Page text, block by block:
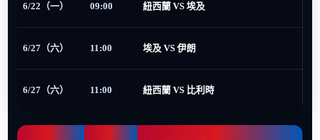
6/22（一） 09:00 紐西蘭 VS 埃及
6/27（六） 11:00 埃及 VS 伊朗
6/27（六） 11:00 紐西蘭 VS 比利時